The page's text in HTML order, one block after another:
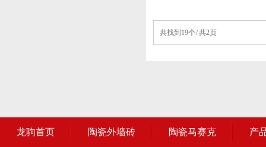
共找到19个 / 共2页
龙驹首页 陶瓷外墙砖 陶瓷马赛克 产